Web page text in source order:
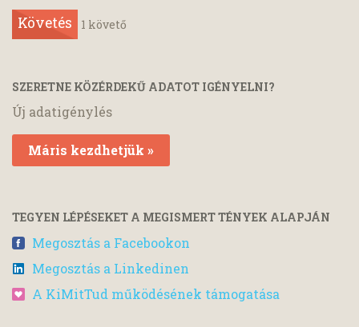
Követés 1 követő
SZERETNE KÖZÉRDEKŰ ADATOT IGÉNYELNI?
Új adatigénylés
Máris kezdhetjük »
TEGYEN LÉPÉSEKET A MEGISMERT TÉNYEK ALAPJÁN
Megosztás a Facebookon
Megosztás a Linkedinen
A KiMitTud működésének támogatása